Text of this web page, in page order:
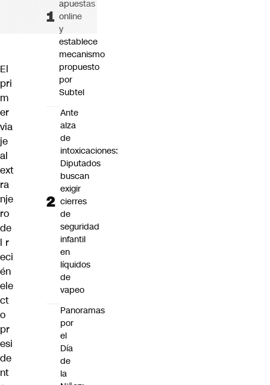
El
pri
m
er
via
je
al
ext
ra
nje
ro
de
l r
eci
én
ele
ct
o
pr
esi
de
nt
apuestas
online
y
establece
mecanismo
propuesto
por
Subtel
Ante
alza
de
intoxicaciones:
Diputados
buscan
exigir
cierres
de
seguridad
infantil
en
líquidos
de
vapeo
Panoramas
por
el
Día
de
la